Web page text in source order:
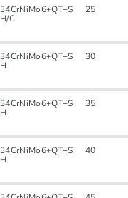
34CrNiMo6+QT+S
H/C
25
34CrNiMo6+QT+S
H
30
34CrNiMo6+QT+S
H
35
34CrNiMo6+QT+S
H
40